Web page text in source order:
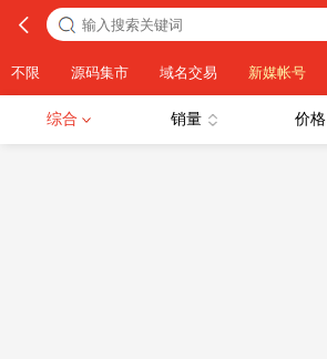
不限 源码集市 域名交易 新媒帐号
综合 销量 价格